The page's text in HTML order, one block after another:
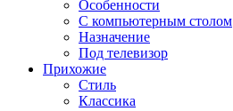
Особенности
С компьютерным столом
Назначение
Под телевизор
Прихожие
Стиль
Классика